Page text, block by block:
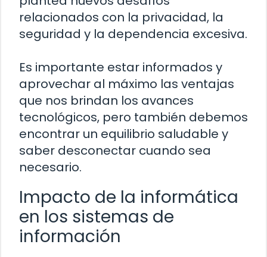
relacionados con la privacidad, la
seguridad y la dependencia excesiva.
Es importante estar informados y
aprovechar al máximo las ventajas
que nos brindan los avances
tecnológicos, pero también debemos
encontrar un equilibrio saludable y
saber desconectar cuando sea
necesario.
Impacto de la informática
en los sistemas de
información